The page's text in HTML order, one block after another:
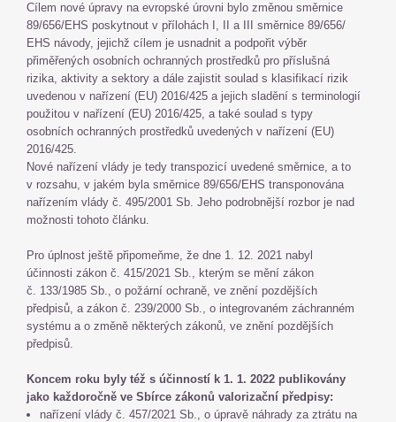
Cílem nové úpravy na evropské úrovni bylo změnou směrnice
89/656/EHS poskytnout v přílohách I, II a III směrnice 89/656/
EHS návody, jejichž cílem je usnadnit a podpořit výběr
přiměřených osobních ochranných prostředků pro příslušná
rizika, aktivity a sektory a dále zajistit soulad s klasifikací rizik
uvedenou v nařízení (EU) 2016/425 a jejich sladění s terminologií
použitou v nařízení (EU) 2016/425, a také soulad s typy
osobních ochranných prostředků uvedených v nařízení (EU)
2016/425.
Nové nařízení vlády je tedy transpozicí uvedené směrnice, a to
v rozsahu, v jakém byla směrnice 89/656/EHS transponována
nařízením vlády č. 495/2001 Sb. Jeho podrobnější rozbor je nad
možnosti tohoto článku.
Pro úplnost ještě připomeňme, že dne 1. 12. 2021 nabyl
účinnosti zákon č. 415/2021 Sb., kterým se mění zákon
č. 133/1985 Sb., o požární ochraně, ve znění pozdějších
předpisů, a zákon č. 239/2000 Sb., o integrovaném záchranném
systému a o změně některých zákonů, ve znění pozdějších
předpisů.
Koncem roku byly též s účinností k 1. 1. 2022 publikovány
jako každoročně ve Sbírce zákonů valorizační předpisy:
nařízení vlády č. 457/2021 Sb., o úpravě náhrady za ztrátu na